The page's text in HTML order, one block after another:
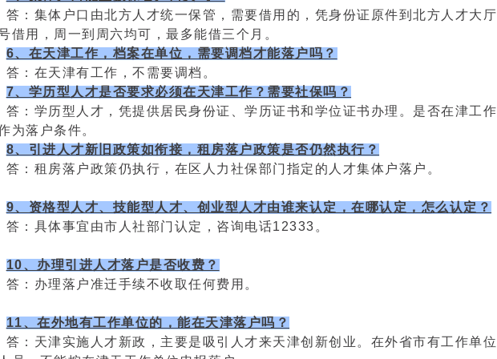
答：集体户口由北方人才统一保管，需要借用的，凭身份证原件到北方人才大厅
借用，周一到周六均可，最多能借三个月。
6、在天津工作，档案在单位，需要调档才能落户吗？
答：在天津有工作，不需要调档。
7、学历型人才是否要求必须在天津工作？需要社保吗？
答：学历型人才，凭提供居民身份证、学历证书和学位证书办理。是否在津工作
为落户条件。
8、引进人才新旧政策如衔接，租房落户政策是否仍然执行？
答：租房落户政策仍执行，在区人力社保部门指定的人才集体户落户。
9、资格型人才、技能型人才、创业型人才由谁来认定，在哪认定，怎么认定？
答：具体事宜由市人社部门认定，咨询电话12333。
10、办理引进人才落户是否收费？
答：办理落户准迁手续不收取任何费用。
11、在外地有工作单位的，能在天津落户吗？
答：天津实施人才新政，主要是吸引人才来天津创新创业。在外省市有工作单位